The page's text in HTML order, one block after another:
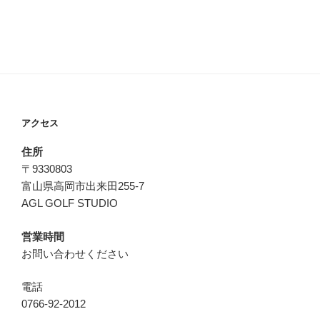
アクセス
住所
〒9330803
富山県高岡市出来田255-7
AGL GOLF STUDIO
営業時間
お問い合わせください
電話
0766-92-2012